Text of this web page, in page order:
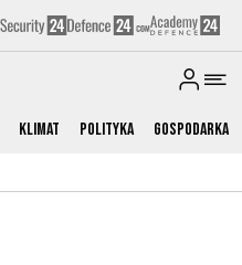
Klimat Polityka Gospodarka